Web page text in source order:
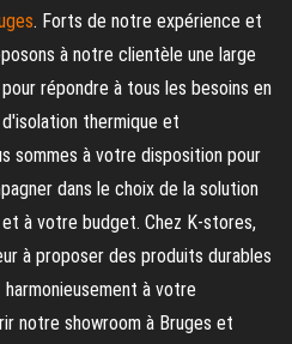
. Forts de notre expérience et
à notre clientèle une large
répondre à tous les besoins en
thermique et
sommes à votre disposition pour
dans le choix de la solution
à votre budget. Chez K-stores,
à proposer des produits durables
à votre
notre showroom à Bruges et